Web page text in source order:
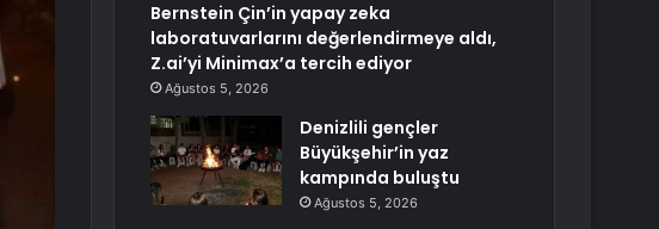
Bernstein Çin’in yapay zeka
laboratuvarlarını değerlendirmeye aldı,
Z.ai’yi Minimax’a tercih ediyor
Ağustos 5, 2026
Denizlili gençler
Büyükşehir’in yaz
kampında buluştu
Ağustos 5, 2026